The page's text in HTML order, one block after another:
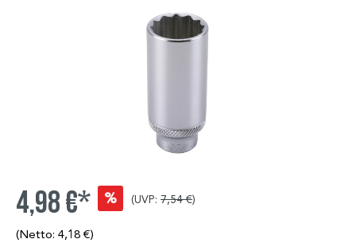
4,98 €* % (UVP: 7,54 €)
(Netto: 4,18 €)